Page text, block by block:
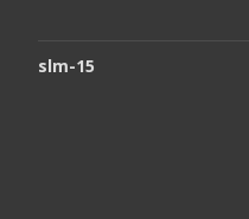
slm-15